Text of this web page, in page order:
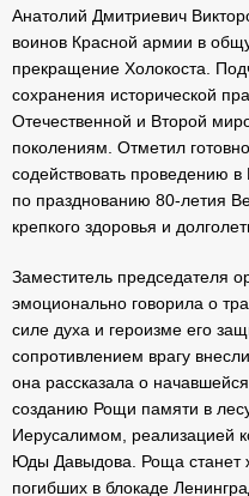
Анатолий Дмитриевич
воинов Красной армии в
прекращение Холокоста.
сохранения исторической
Отечественной и Второй
поколениям. Отметил
содействовать проведению
по празднованию 80-летия
крепкого здоровья и
Заместитель председателя
эмоционально говорила о
силе духа и героизме его
сопротивлением врагу
она рассказала о
созданию Рощи памяти в
Иерусалимом, реализацией
Юды Давыдова. Роща
погибших в блокаде